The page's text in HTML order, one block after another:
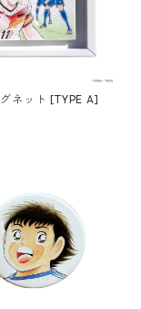
ネット [TYPE A]